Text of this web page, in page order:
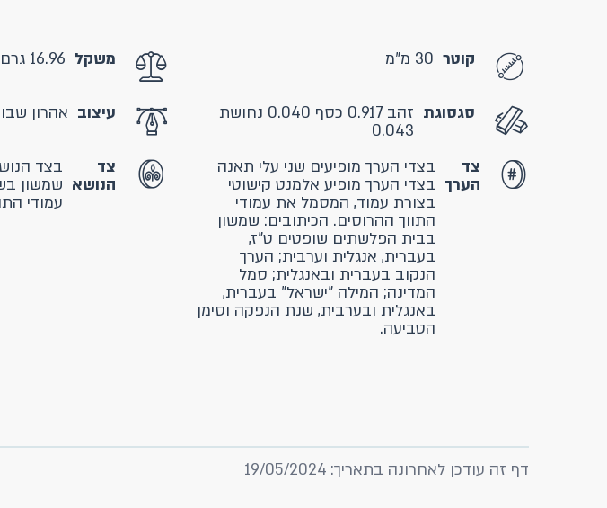
קוטר 30 מ"מ משקל 16.96 גרם
סגסוגת
זהב 0.917 כסף 0.040 נחושת
0.043
עיצוב אהרון שבו
צד
הערך
בצדי הערך מופיעים שני עלי תאנה
בצדי הערך מופיע אלמנט קישוטי
בצורת עמוד, המסמל את עמודי
התווך ההרוסים. הכיתובים: שמשון
בבית הפלשתים שופטים ט"ז,
בעברית, אנגלית וערבית; הערך
הנקוב בעברית ובאנגלית; סמל
המדינה; המילה "ישראל" בעברית,
באנגלית ובערבית, שנת הנפקה וסימן
הטביעה.
צד
הנושא
בצד
שמשון
עמודי
דף זה עודכן לאחרונה בתאריך: 19/05/2024